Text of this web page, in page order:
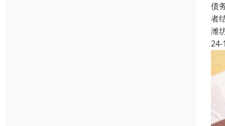
债
者
潍
24-